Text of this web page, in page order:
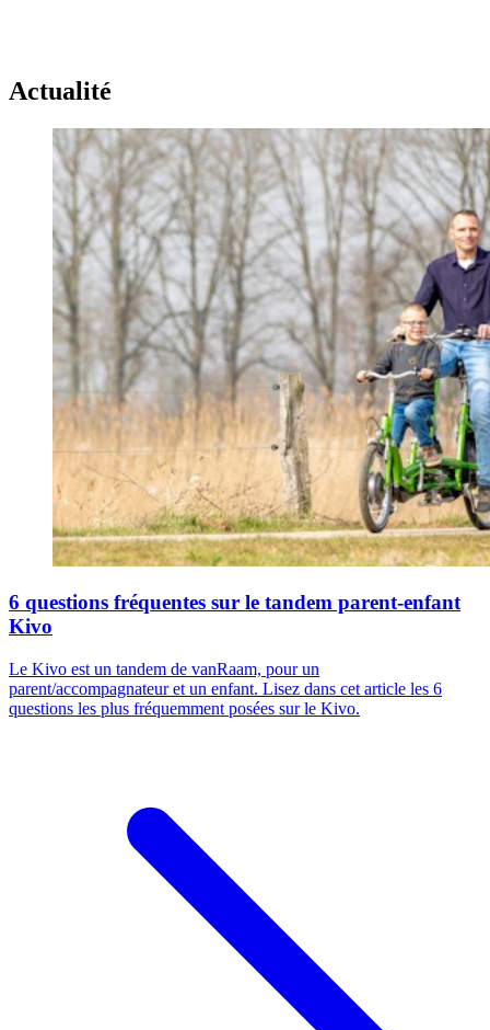
Actualité
6 questions fréquentes sur le tandem parent-enfant
Kivo
Le Kivo est un tandem de vanRaam, pour un
parent/accompagnateur et un enfant. Lisez dans cet article les 6
questions les plus fréquemment posées sur le Kivo.